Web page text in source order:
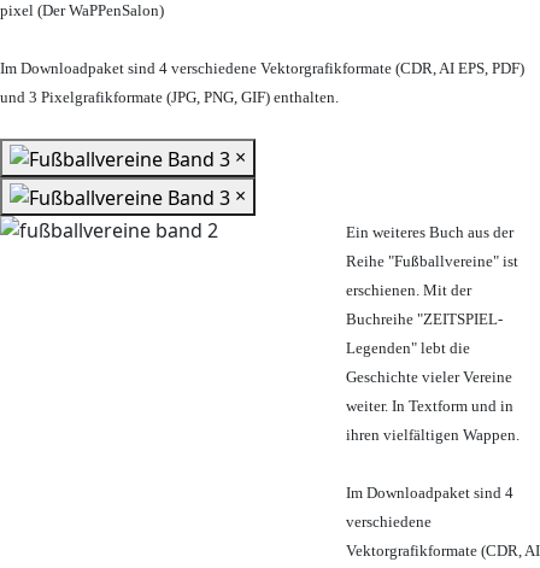
pixel (Der WaPPenSalon)
Im Downloadpaket sind 4 verschiedene Vektorgrafikformate (CDR, AI EPS, PDF)
und 3 Pixelgrafikformate (JPG, PNG, GIF) enthalten.
×
×
Ein weiteres Buch aus der
Reihe "Fußballvereine" ist
erschienen. Mit der
Buchreihe "ZEITSPIEL-
Legenden" lebt die
Geschichte vieler Vereine
weiter. In Textform und in
ihren vielfältigen Wappen.
Im Downloadpaket sind 4
verschiedene
Vektorgrafikformate (CDR, AI